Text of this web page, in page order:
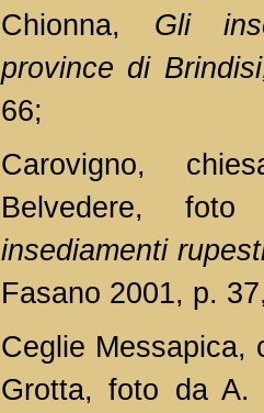
Chionna, Gli
province di
66;
Carovigno,
Belvedere,
insediamenti
Fasano 2001, p.
Ceglie Messapica,
Grotta, foto da A.